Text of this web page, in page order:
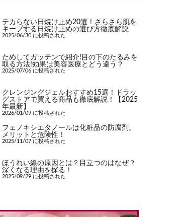
テカらない日焼け止め20選！さらさら肌を
キープする日焼け止めの選び方徹底解説
2025/06/30 に投稿された
ためしてガッテンで紹介!目の下のたるみを
取る方法!効果は美容医療とどう違う？
2025/07/06 に投稿された
クレンジングジェルおすすめ15選！ドラッ
グストアで買える商品も徹底解説！【2025
年最新】
2026/01/09 に投稿された
フェノキシエタノールは化粧品の防腐剤。
メリットと危険性！
2025/11/07 に投稿された
ほうれい線の原因とは？目立つのはなぜ？
深くなる理由を探る！
2025/09/29 に投稿された